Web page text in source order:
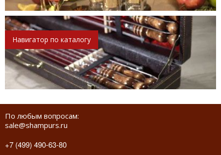
Навигатор по каталогу
По любым вопросам:
sale@shampurs.ru
+7 (499) 490-63-80